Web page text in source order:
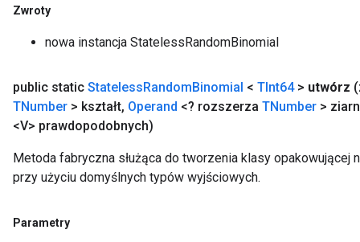
Zwroty
nowa instancja StatelessRandomBinomial
public static StatelessRandomBinomial < TInt64> utwórz
TNumber > kształt, Operand <? rozszerza TNumber >
<V> prawdopodobnych)
Metoda fabryczna służąca do tworzenia klasy opakowującej
przy użyciu domyślnych typów wyjściowych.
Parametry